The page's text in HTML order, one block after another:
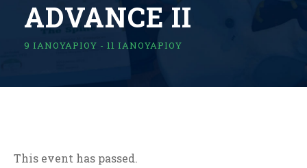
ΑDVANCE IΙ
9 ΙΑΝΟΥΑΡΊΟΥ - 11 ΙΑΝΟΥΑΡΊΟΥ
This event has passed.